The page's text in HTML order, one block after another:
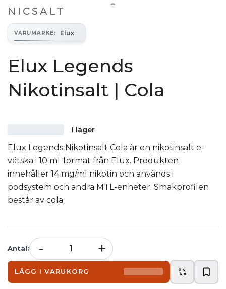
NICSALT
VARUMÄRKE: Elux
Elux Legends
Nikotinsalt | Cola
I lager
Elux Legends Nikotinsalt Cola är en nikotinsalt e-
vätska i 10 ml-format från Elux. Produkten
innehåller 14 mg/ml nikotin och används i
podsystem och andra MTL-enheter. Smakprofilen
består av cola.
Antal: - +
LÄGG I VARUKORG